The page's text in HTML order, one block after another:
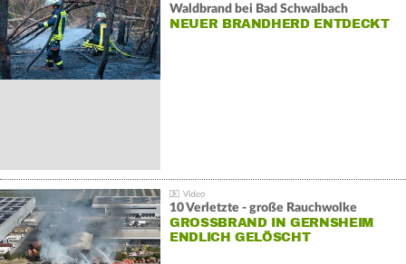
Waldbrand bei Bad Schwalbach
NEUER BRANDHERD ENTDECKT
10 Verletzte - große Rauchwolke
GROSSBRAND IN GERNSHEIM E
NDLICH GELÖSCHT